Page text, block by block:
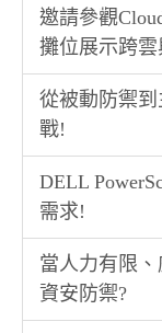
邀請參觀
攤位展示跨
從被動防禦
戰!
DELL
需求!
當人力有限
資安防禦?